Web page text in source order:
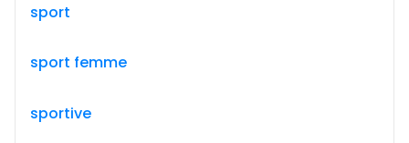
sport
sport femme
sportive